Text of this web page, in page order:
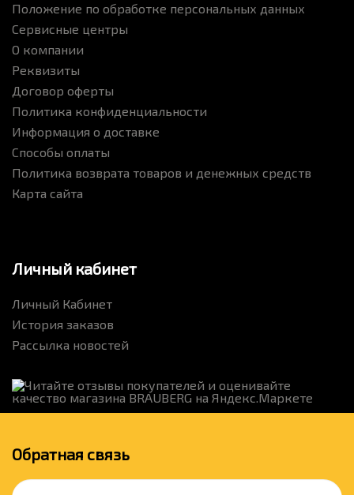
Положение по обработке персональных данных
Сервисные центры
О компании
Реквизиты
Договор оферты
Политика конфиденциальности
Информация о доставке
Способы оплаты
Политика возврата товаров и денежных средств
Карта сайта
Личный кабинет
Личный Кабинет
История заказов
Рассылка новостей
Обратная связь